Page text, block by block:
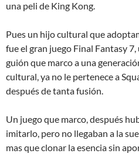
una peli de King Kong.
Pues un hijo cultural que
fue el gran juego Final Fantasy
guión que marco a una
cultural, ya no le pertenece a
después de tanta fusión.
Un juego que marco, después
imitarlo, pero no llegaban a la
mas que clonar la esencia sin